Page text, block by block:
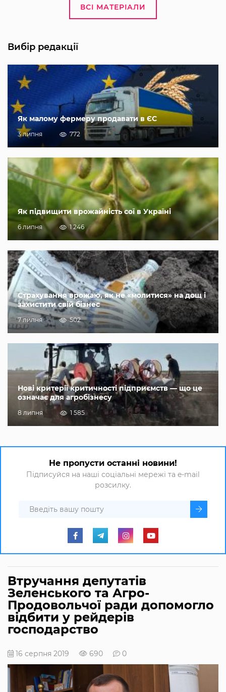
ВСІ МАТЕРІАЛИ
Вибір редакції
Як малому фермеру продавати в ЄС
3 липня 772
Як підвищити врожайність сої в Україні
6 липня 1 246
Страхування врожаю, як не «молитися» на дощ і
захистити свій бізнес
7 липня 502
Нові критерії критичності підприємств — що це
означає для агробізнесу
8 липня 1 585
Не пропусти останні новини!
Підписуйся на наші соціальні мережі та e-mail
розсилку.
Втручання депутатів
Зеленського та Агро-
Продовольчої ради допомогло
відбити у рейдерів
господарство
16 серпня 2019 690 0